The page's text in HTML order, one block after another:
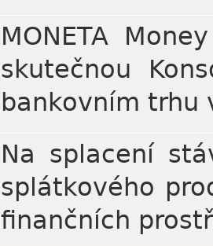
MONETA
skutečnou
bankovním trhu
Na splacení
splátkového
finančních